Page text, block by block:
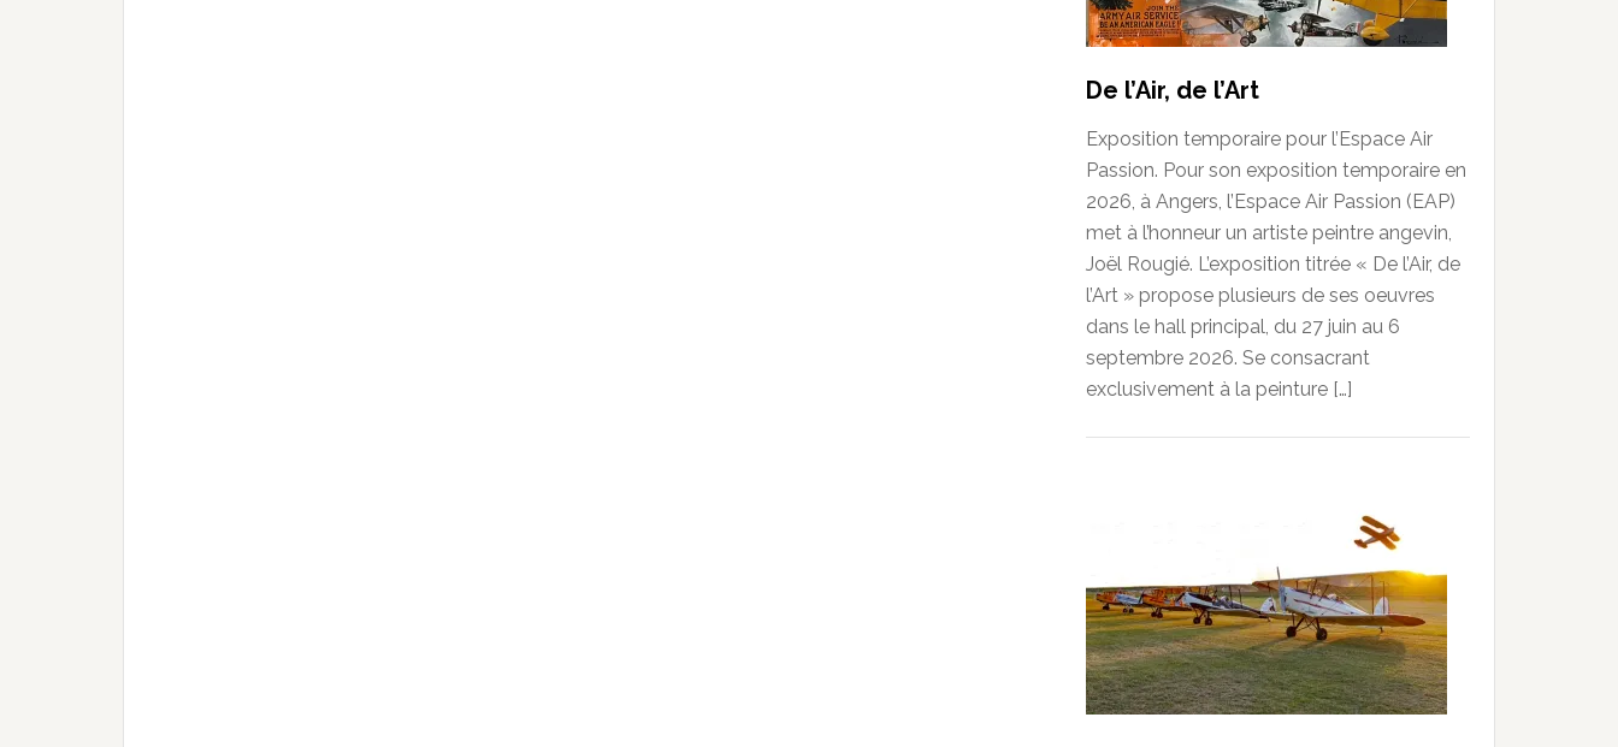
De l’Air, de l’Art
Exposition temporaire pour l’Espace Air
Passion. Pour son exposition temporaire en
2026, à Angers, l’Espace Air Passion (EAP)
met à l’honneur un artiste peintre angevin,
Joël Rougié. L’exposition titrée « De l’Air, de
l’Art » propose plusieurs de ses oeuvres
dans le hall principal, du 27 juin au 6
septembre 2026. Se consacrant
exclusivement à la peinture […]